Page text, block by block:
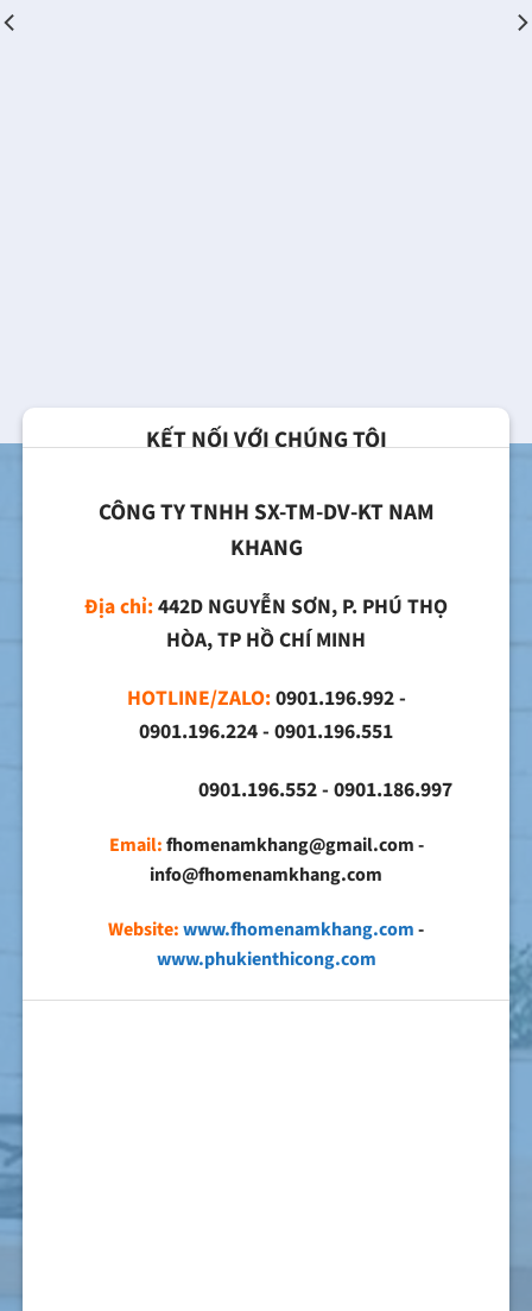
KẾT NỐI VỚI CHÚNG TÔI
CÔNG TY TNHH SX-TM-DV-KT NAM
KHANG
Địa chỉ:442D NGUYỄN SƠN, P. PHÚ THỌ
HÒA, TP HỒ CHÍ MINH
HOTLINE/ZALO:0901.196.992 -
0901.196.224 - 0901.196.551
0901.196.552 - 0901.186.997
Email:fhomenamkhang@gmail.com -
info@fhomenamkhang.com
Website:www.fhomenamkhang.com-
www.phukienthicong.com